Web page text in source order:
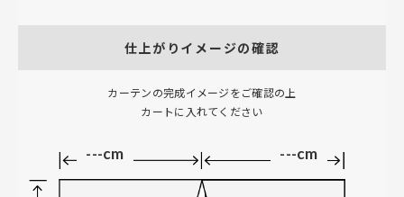
仕上がりイメージの確認
カーテンの完成イメージをご確認の上
カートに入れてください
---cm ---cm